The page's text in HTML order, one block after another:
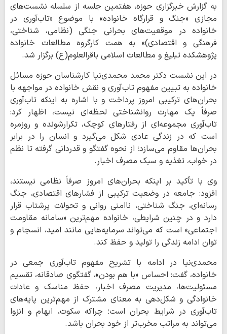
به گزارش خبرگزاری حوزه، هفتمین جلسه از سلسله نشست‌های
مجازی «جنگ و قرارگاه خانواده» با موضوع «تاب‌آوری در
خانواده در موقعیت‌های بحرانی جنگی (نظامی، شناختی،
فرهنگی و اقتصادی)» به همت کارگروه مطالعات خانواده
پژوهشکده تبلیغ و مطالعات اسلامی باقرالعلوم(ع) برگزار شد.
در این نشست دکتر محمد محمدی‌نیا کارشناسان حوزه مسائل
خانواده به تبیین مفهوم تاب‌آوری و نقش خانواده در مواجهه با
بحران‌های ترکیبی امروز پرداخت و با اشاره به اینکه تاب‌آوری
صرفاً یک مهارت روانشناختی لحظه‌ای نیست، اظهار کرد:
تاب‌آوری مجموعه‌ای از رفتارهای کوچک، تکرارشونده و روزمره
است که در زندگی عادی شکل می‌گیرد و انسان را در برابر
بحران‌ها مقاوم می‌سازد؛ از نحوه گفتگو و قدردانی گرفته تا نظم
در خواب، تغذیه و سبک مصرف اخبار.
وی با تأکید بر اینکه بحران‌های امروز صرفاً نظامی نیستند،
افزود: جامعه در وضعیت ترکیبی از فشارهای اقتصادی، جنگ
رسانه‌ای، جنگ شناختی، ناامنی روانی و تحولات پرشتاب قرار
دارد و در چنین شرایطی، خانواده مهم‌ترین «سامانه مقاومت
اجتماعی» است که می‌تواند سرمایه‌هایی مانند امید، انسجام و
توان ادامه زندگی را تولید و حفظ کند.
محمدی‌نیا در ادامه با تشریح مفهوم تاب‌آوری جمعی در
خانواده، گفت: احساس «با هم بودن»، گفتگوی صادقانه، تقسیم
مسئولیت‌ها، مدیریت مصرف اخبار، حفظ مناسک و عادات
خانوادگی و شکل‌دهی به معنای مشترک از مهم‌ترین پایه‌های
تاب‌آوری در شرایط بحران است؛ چراکه سکوت، ابهام و انزوا
می‌تواند به مراتب مخرب‌تر از خود بحران باشد.